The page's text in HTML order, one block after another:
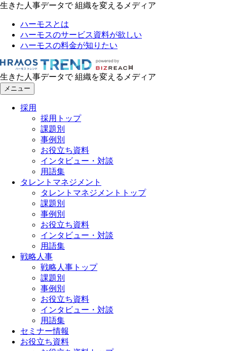
生きた人事データで 組織を変えるメディア
ハーモスとは
ハーモスのサービス資料が欲しい
ハーモスの料金が知りたい
生きた人事データで 組織を変えるメディア
メニュー
採用
採用トップ
課題別
事例別
お役立ち資料
インタビュー・対談
用語集
タレントマネジメント
タレントマネジメントトップ
課題別
事例別
お役立ち資料
インタビュー・対談
用語集
戦略人事
戦略人事トップ
課題別
事例別
お役立ち資料
インタビュー・対談
用語集
セミナー情報
お役立ち資料